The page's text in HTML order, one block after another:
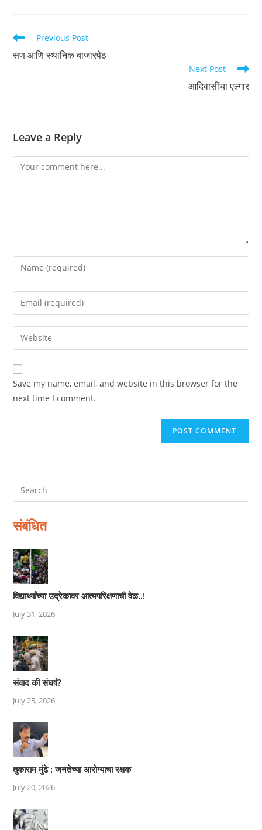
Read
articles
Previous Post
सण आणि स्थानिक बाजारपेठ
Next Post
आदिवासींचा एल्गार
Leave a Reply
Comment
Enter
your
name
comment
Enter
your
email
address
comment
Enter
your
website
URL
(optional)
Save my name, email, and website in this browser for the
next time I comment.
संबंधित
विद्यार्थ्यांच्या उद्रेकावर आत्मपरिक्षणाची वेळ..!
July 31, 2026
संवाद की संघर्ष?
July 25, 2026
तुकाराम मुंढे : जनतेच्या आरोग्याचा रक्षक
July 20, 2026